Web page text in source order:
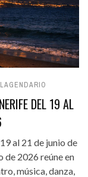
DEL 19 AL
al 21 de junio de
de 2026 reúne en
música, danza,